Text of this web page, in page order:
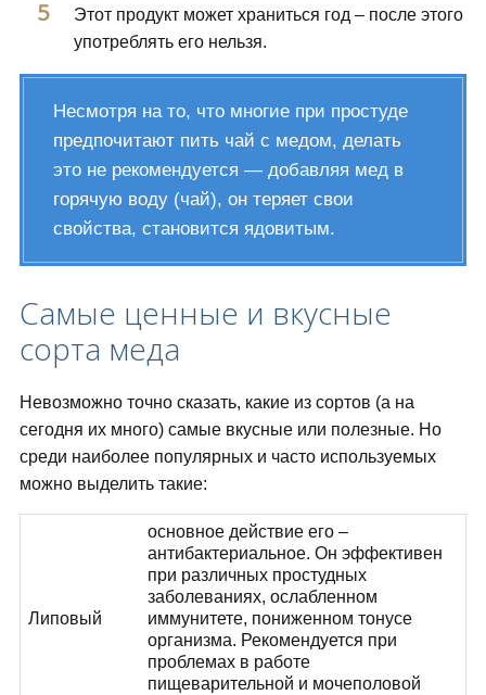
Этот продукт может храниться год – после этого
употреблять его нельзя.
Несмотря на то, что многие при простуде
предпочитают пить чай с медом, делать
это не рекомендуется — добавляя мед в
горячую воду (чай), он теряет свои
свойства, становится ядовитым.
Самые ценные и вкусные
сорта меда
Невозможно точно сказать, какие из сортов (а на
сегодня их много) самые вкусные или полезные. Но
среди наиболее популярных и часто используемых
можно выделить такие:
Липовый
основное действие его –
антибактериальное. Он эффективен
при различных простудных
заболеваниях, ослабленном
иммунитете, пониженном тонусе
организма. Рекомендуется при
проблемах в работе
пищеварительной и мочеполовой